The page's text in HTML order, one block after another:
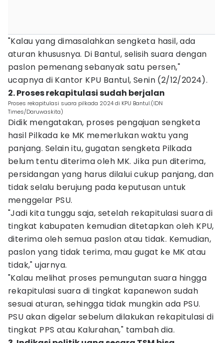
"Kalau yang dimasalahkan sengketa hasil, ada
aturan khususnya. Di Bantul, selisih suara dengan
paslon pemenang sebanyak satu persen,"
ucapnya di Kantor KPU Bantul, Senin (2/12/2024).
2. Proses rekapitulasi sudah berjalan
Proses rekapitulasi suara pilkada 2024 di KPU Bantul.(IDN
Times/Daruwaskita)
Didik mengatakan, proses pengajuan sengketa
hasil Pilkada ke MK memerlukan waktu yang
panjang. Selain itu, gugatan sengketa Pilkada
belum tentu diterima oleh MK. Jika pun diterima,
persidangan yang harus dilalui cukup panjang, dan
tidak selalu berujung pada keputusan untuk
menggelar PSU.
"Jadi kita tunggu saja, setelah rekapitulasi suara di
tingkat kabupaten kemudian ditetapkan oleh KPU,
diterima oleh semua paslon atau tidak. Kemudian,
paslon yang tidak terima, mau gugat ke MK atau
tidak," ujarnya.
"Kalau melihat proses pemungutan suara hingga
rekapitulasi suara di tingkat kapanewon sudah
sesuai aturan, sehingga tidak mungkin ada PSU.
PSU akan digelar sebelum dilakukan rekapitulasi di
tingkat PPS atau Kalurahan," tambah dia.